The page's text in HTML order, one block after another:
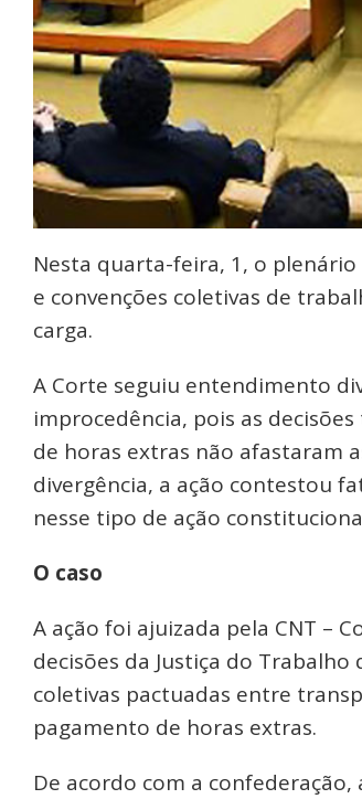
Nesta quarta-feira, 1, o
e convenções coletivas de
carga.
A Corte seguiu entendimento
improcedência, pois as
de horas extras não afastaram
divergência, a ação contestou
nesse tipo de ação
O caso
A ação foi ajuizada pela CNT –
decisões da Justiça do
coletivas pactuadas entre
pagamento de horas extras.
De acordo com a